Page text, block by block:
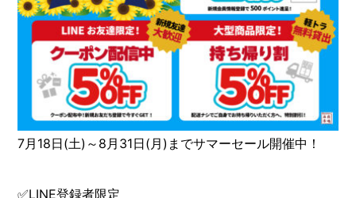
7月18日(土)～8月31日(月)までサマーセール開催中！
✅LINE登録者限定